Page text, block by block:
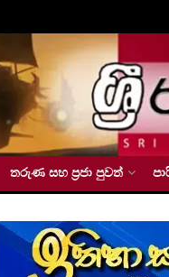
තරුණ සහ ප්‍රජා පුවත්